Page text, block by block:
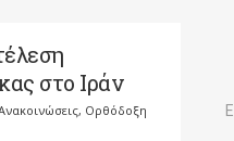
στο Ιράν
, Ορθόδοξη